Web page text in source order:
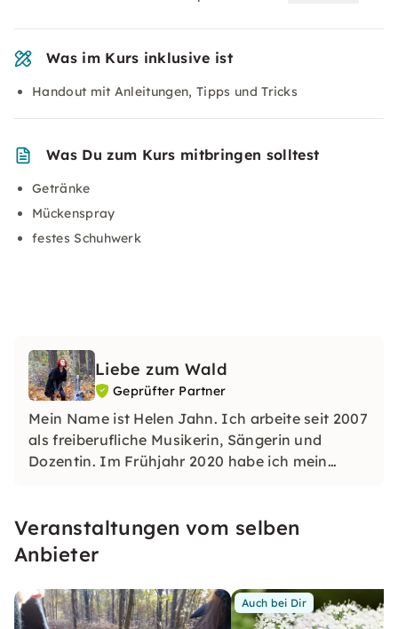
Was im Kurs inklusive ist
Handout mit Anleitungen, Tipps und Tricks
Was Du zum Kurs mitbringen solltest
Getränke
Mückenspray
festes Schuhwerk
Liebe zum Wald
Geprüfter Partner
Mein Name ist Helen Jahn. Ich arbeite seit 2007
als freiberufliche Musikerin, Sängerin und
Dozentin. Im Frühjahr 2020 habe ich mein
der Natur verbunden.
Veranstaltungen vom selben
Anbieter
Auch bei Dir